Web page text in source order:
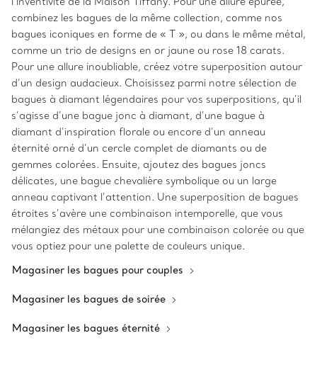
combinez les bagues de la même collection, comme nos
bagues iconiques en forme de « T », ou dans le même métal,
comme un trio de designs en or jaune ou rose 18 carats.
Pour une allure inoubliable, créez votre superposition autour
d’un design audacieux. Choisissez parmi notre sélection de
bagues à diamant légendaires pour vos superpositions, qu’il
s’agisse d’une bague jonc à diamant, d’une bague à
diamant d’inspiration florale ou encore d’un anneau
éternité orné d’un cercle complet de diamants ou de
gemmes colorées. Ensuite, ajoutez des bagues joncs
délicates, une bague chevalière symbolique ou un large
anneau captivant l’attention. Une superposition de bagues
étroites s’avère une combinaison intemporelle, que vous
mélangiez des métaux pour une combinaison colorée ou que
vous optiez pour une palette de couleurs unique.
Magasiner les bagues pour couples
Magasiner les bagues de soirée
Magasiner les bagues éternité